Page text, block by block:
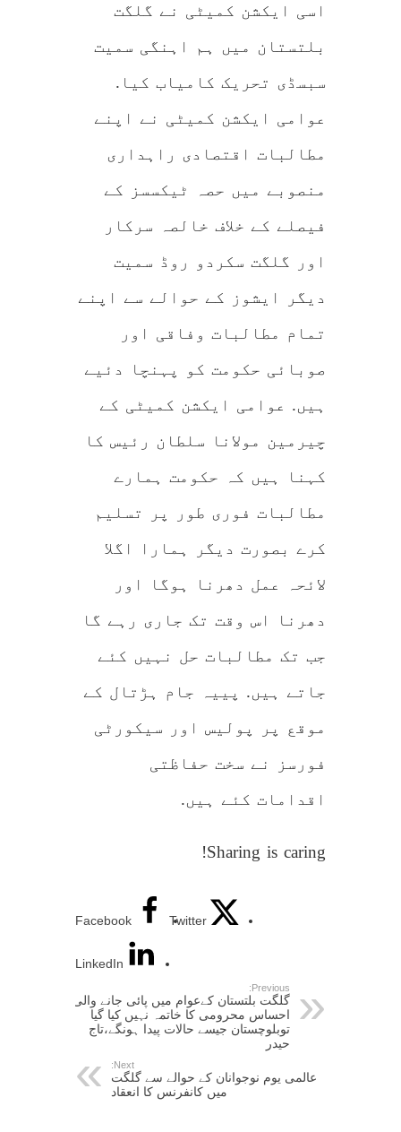
اسی ایکشن کمیٹی نے گلگت
بلتستان میں ہم اہنگی سمیت
سبسڈی تحریک کامیاب کیا.
عوامی ایکشن کمیٹی نے اپنے
مطالبات اقتصادی راہداری
منصوبے میں حصہ ٹیکسسز کے
فیصلے کے خلاف خالصہ سرکار
اور گلگت سکردو روڈ سمیت
دیگر ایشوز کے حوالے سے اپنے
تمام مطالبات وفاقی اور
صوبائی حکومت کو پہنچا دئیے
ہیں. عوامی ایکشن کمیٹی کے
چیرمین مولانا سلطان رئیس کا
کہنا ہیں کہ حکومت ہمارے
مطالبات فوری طور پر تسلیم
کرے بصورت دیگر ہمارا اگلا
لائحہ عمل دھرنا ہوگا اور
دھرنا اس وقت تک جاری رہے گا
جب تک مطالبات حل نہیں کئے
جاتے ہیں. پییہ جام ہڑتال کے
موقع پر پولیس اور سیکورٹی
فورسز نے سخت حفاظتی
اقدامات کئے ہیں.
Sharing is caring!
Facebook Twitter
LinkedIn
Previous:
گلگت بلتستان کےعوام میں پائی جانے والی
احساس محرومی کا خاتمہ نہیں کیا گیا
توبلوچستان جیسے حالات پیدا ہونگے،تاج
حیدر
Next:
عالمی یوم نوجوانان کے حوالے سے گلگت
میں کانفرنس کا انعقاد